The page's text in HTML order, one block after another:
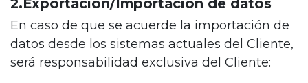
En caso de que se acuerde la importación de
datos desde los sistemas actuales del Cliente,
será responsabilidad exclusiva del Cliente: